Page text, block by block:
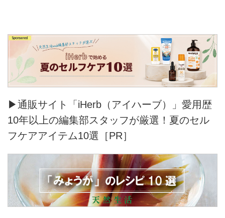
▶通販サイト「iHerb（アイハーブ）」愛用歴
10年以上の編集部スタッフが厳選！夏のセル
フケアアイテム10選［PR］